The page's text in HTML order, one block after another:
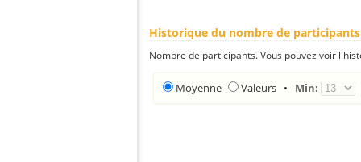
Historique du nombre de participants
Nombre de participants. Vous pouvez voir
Moyenne Valeurs • Min: